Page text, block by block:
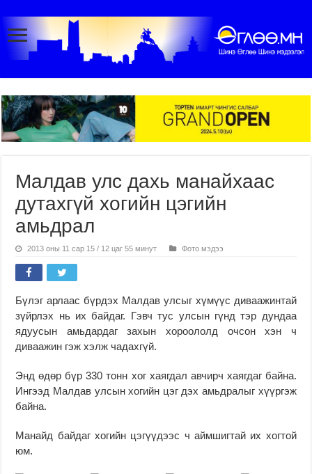
Малдав улс дахь манайхаас
дутахгүй хогийн цэгийн
амьдрал
2013 оны 11 сар 15 / 12 цаг 55 минут Фото мэдээ
Бүлэг арлаас бүрдэх Малдав улсыг хүмүүс диваажинтай
зүйрлэх нь их байдаг. Гэвч тус улсын гүнд тэр дундаа
ядуусын амьдардаг захын хороололд очсон хэн ч
диваажин гэж хэлж чадахгүй.
Энд өдөр бүр 330 тонн хог хаягдал авчирч хаягдаг байна.
Ингээд Малдав улсын хогийн цэг дэх амьдралыг хүүргэж
байна.
Манайд байдаг хогийн цэгүүдээс ч аймшигтай их хогтой
юм.